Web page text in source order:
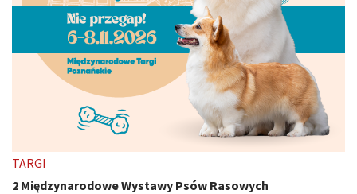
TARGI
2 Międzynarodowe Wystawy Psów Rasowych